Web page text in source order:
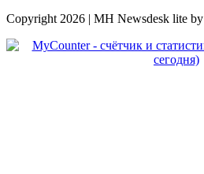
Copyright 2026 | MH Newsdesk lite by